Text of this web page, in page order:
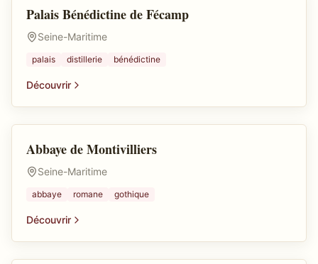
Autre
Palais Bénédictine de Fécamp
Seine-Maritime
palais distillerie bénédictine
Découvrir
Abbaye
Abbaye de Montivilliers
Seine-Maritime
abbaye romane gothique
Découvrir